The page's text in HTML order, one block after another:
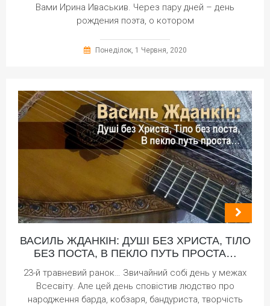
Вами Ирина Иваськив. Через пару дней – день
рождения поэта, о котором
Понеділок, 1 Червня, 2020
ВАСИЛЬ ЖДАНКІН: ДУШІ БЕЗ ХРИСТА, ТІЛО
БЕЗ ПОСТА, В ПЕКЛО ПУТЬ ПРОСТА…
23-й травневий ранок… Звичайний собі день у межах
Всесвіту. Але цей день сповістив людство про
народження барда, кобзаря, бандуриста, творчість